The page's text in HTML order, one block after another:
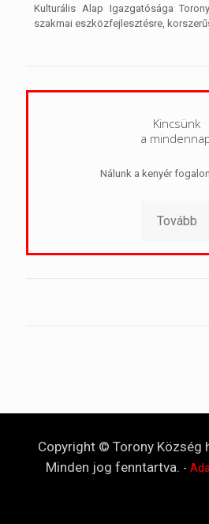
Kulturális Alap Igazgatósága
szakmai eszközfejlesztésre,
Kincsünk
a
Nálunk a kenyér
Tovább
Copyright © Torony Község
Minden jog fenntartva. -